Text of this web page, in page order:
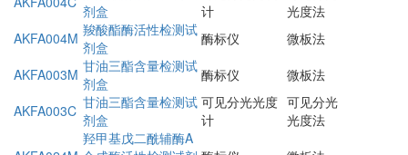
剂盒
计
光度法
AKFA004M 羧酸酯酶活性检测试
剂盒
酶标仪
微板法
AKFA003M 甘油三酯含量检测试
剂盒
酶标仪
微板法
AKFA003C 甘油三酯含量检测试
剂盒
可见分光光度
计
可见分光
光度法
羟甲基戊二酰辅酶A